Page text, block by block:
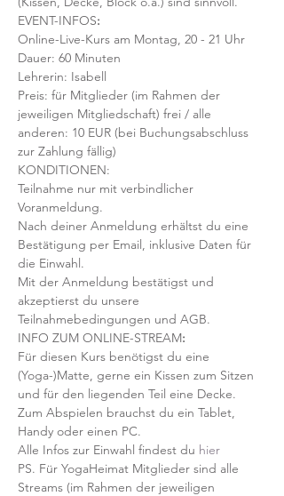
EVENT-INFOS:
Online-Live-Kurs am Montag, 20 - 21 Uhr
Dauer: 60 Minuten
Lehrerin: Isabell
Preis: für Mitglieder (im Rahmen der
jeweiligen Mitgliedschaft) frei / alle
anderen: 10 EUR (bei Buchungsabschluss
zur Zahlung fällig)
KONDITIONEN:
Teilnahme nur mit verbindlicher
Voranmeldung.
Nach deiner Anmeldung erhältst du eine
Bestätigung per Email, inklusive Daten für
die Einwahl.
Mit der Anmeldung bestätigst und
akzeptierst du unsere
Teilnahmebedingungen und AGB.
INFO ZUM ONLINE-STREAM:
Für diesen Kurs benötigst du eine
(Yoga-)Matte, gerne ein Kissen zum Sitzen
und für den liegenden Teil eine Decke.
Zum Abspielen brauchst du ein Tablet,
Handy oder einen PC.
Alle Infos zur Einwahl findest du hier
PS. Für YogaHeimat Mitglieder sind alle
Streams (im Rahmen der jeweiligen